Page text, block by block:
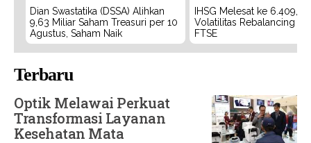
Dian Swastatika (DSSA) Alihkan
9,63 Miliar Saham Treasuri per 10
Agustus, Saham Naik
IHSG Melesat ke 6.409,
Volatilitas Rebalancing
FTSE
Terbaru
Optik Melawai Perkuat
Transformasi Layanan
Kesehatan Mata